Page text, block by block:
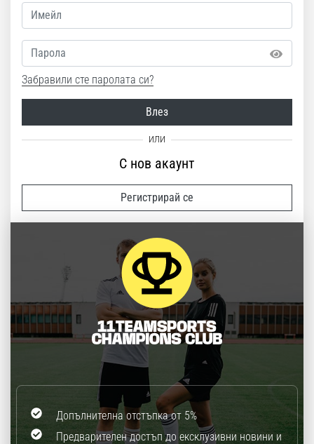
Парола
Забравили сте паролата си?
Влез
С нов акаунт
Регистрирай се
Допълнителна отстъпка от 5%
Предварителен достъп до ексклузивни новини и